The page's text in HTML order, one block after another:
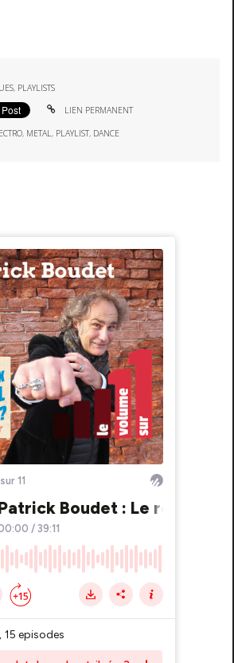
, PLAYLISTS
LIEN PERMANENT
, METAL, PLAYLIST, DANCE